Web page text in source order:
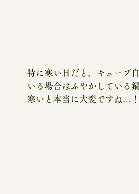
特に寒い日だと、キューブ
いる場合はふやかしている
寒いと本当に大変ですね…！